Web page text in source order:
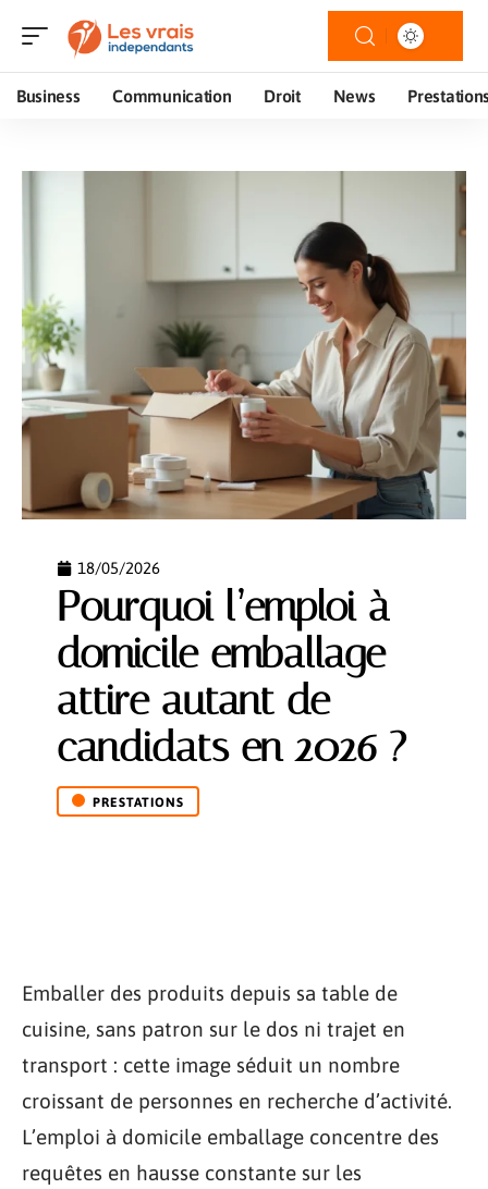
Business Communication Droit News
18/05/2026
Pourquoi l’emploi à
domicile emballage
attire autant de
candidats en 2026 ?
PRESTATIONS
Emballer des produits depuis sa table de
cuisine, sans patron sur le dos ni trajet en
transport : cette image séduit un nombre
croissant de personnes en recherche d’activité.
L’emploi à domicile emballage concentre des
requêtes en hausse constante sur les